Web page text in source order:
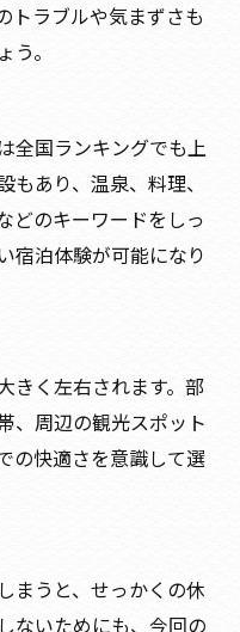
トラブルや気まずさも
。
全国ランキングでも上
あり、温泉、料理、
どのキーワードをしっ
宿泊体験が可能になり
きく左右されます。部
、周辺の観光スポット
の快適さを意識して選
まうと、せっかくの休
ないためにも、今回の